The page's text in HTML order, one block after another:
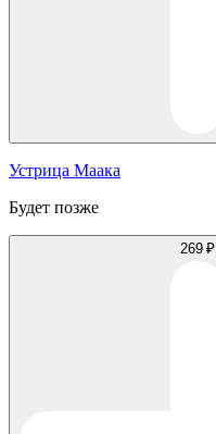
Устрица Маака
Будет позже
269 ₽